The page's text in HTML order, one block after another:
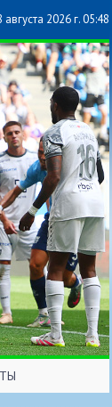
августа 2026 г. 05:48